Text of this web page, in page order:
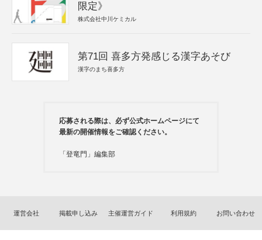
限定》
株式会社中川ケミカル
第71回 喜多方発感じる漢字あそび
漢字のまち喜多方
応募される際は、必ず公式ホームページにて
最新の開催情報をご確認ください。
「登竜門」編集部
運営会社 掲載申し込み 主催運営ガイド 利用規約 お問い合わせ